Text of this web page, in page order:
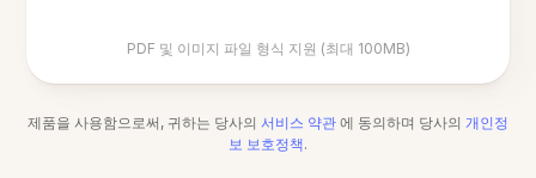
PDF 및 이미지 파일 형식 지원 (최대 100MB)
제품을 사용함으로써, 귀하는 당사의 서비스 약관 에 동의하며 당사의 개인정
보 보호정책.